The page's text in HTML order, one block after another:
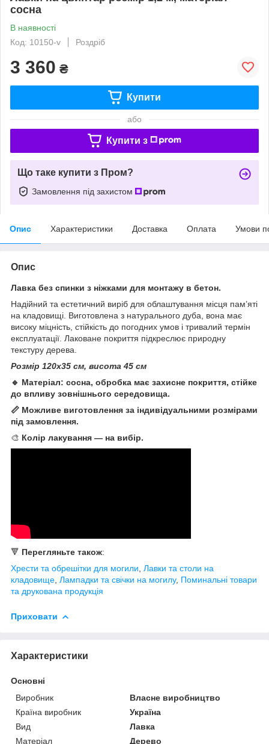
сосна
В наявності
Код: 10150-v
Роздріб
3 360 ₴
Купити
або
Купити з
Що таке купити з Пром?
Замовлення під захистом
Опис Характеристики Доставка Оплата Умови
Опис
Лавка без спинки з ніжками для монтажу в бетон.
Надійний та естетичний виріб для облаштування місця пам’яті
на кладовищі. Виготовлена з натурального дуба, вона має
високу міцність, стійкість до погодних умов і тривалий термін
експлуатації. Лаковане покриття підкреслює природну
текстуру дерева.
Розмір 120х35 см, висота 45 см
🔹 Матеріал: сосна, обробка має захисне покриття, стійке
до впливу зовнішнього середовища.
📏 Можливе виготовлення за індивідуальними розмірами
під замовлення.
🎨 Колір лакування — на вибір.
🔻 Перегляньте також:
Хрести та обрешітки для могили Лавки та столи на
кладовище Лампадки та свічки на могилу, Поминальні товари
та друкована продукція
Приховати
Характеристики
Основні
Виробник
Власне виробництво
Країна виробник
Україна
Вид
Лавка
Матеріал
Дерево